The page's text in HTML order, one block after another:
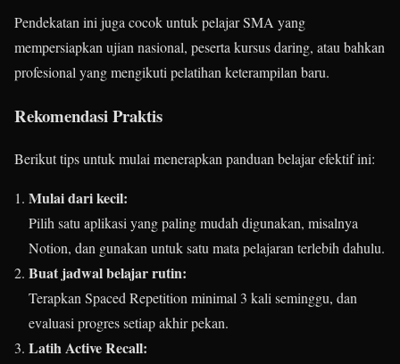
Pendekatan ini juga cocok untuk pelajar SMA yang
mempersiapkan ujian nasional, peserta kursus daring, atau bahkan
profesional yang mengikuti pelatihan keterampilan baru.
Rekomendasi Praktis
Berikut tips untuk mulai menerapkan panduan belajar efektif ini:
Mulai dari kecil:
Pilih satu aplikasi yang paling mudah digunakan, misalnya
Notion, dan gunakan untuk satu mata pelajaran terlebih dahulu.
Buat jadwal belajar rutin:
Terapkan Spaced Repetition minimal 3 kali seminggu, dan
evaluasi progres setiap akhir pekan.
Latih Active Recall: